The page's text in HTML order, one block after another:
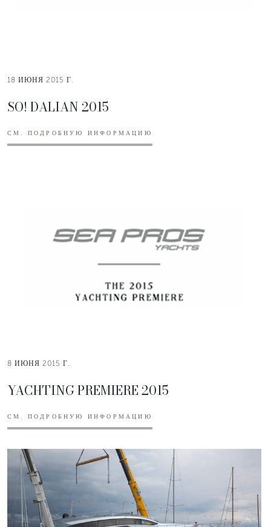
18 ИЮНЯ 2015 Г.
SO! DALIAN 2015
СМ. ПОДРОБНУЮ ИНФОРМАЦИЮ
8 ИЮНЯ 2015 Г.
YACHTING PREMIERE 2015
СМ. ПОДРОБНУЮ ИНФОРМАЦИЮ